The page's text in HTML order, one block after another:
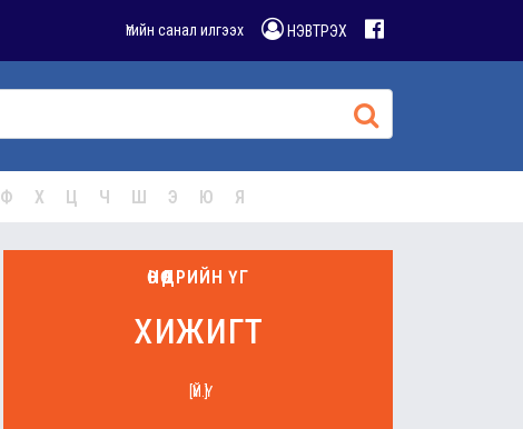
Үгийн санал илгээх НЭВТРЭХ
Ф Х Ц Ч Ш Э Ю Я
ӨНӨӨДРИЙН ҮГ
хижигт
[ҮЙ.Ү]